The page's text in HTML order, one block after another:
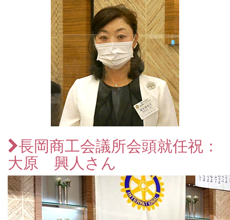
長岡商工会議所会頭就任祝：
大原 興人さん